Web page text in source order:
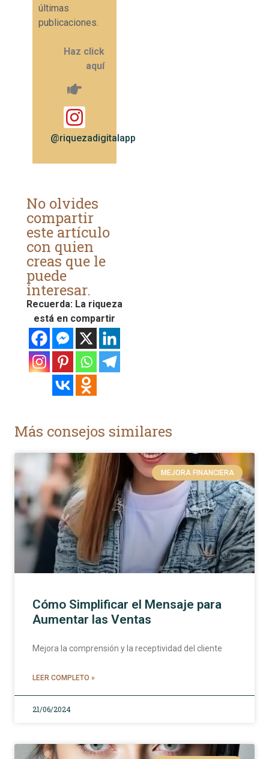
últimas
publicaciones.
Haz click
aquí
@riquezadigitalapp
No olvides
compartir
este artículo
con quien
creas que le
puede
interesar.
Recuerda: La riqueza
está en compartir
Más consejos similares
MEJORA FINANCIERA
Cómo Simplificar el Mensaje para
Aumentar las Ventas
Mejora la comprensión y la receptividad del cliente
LEER COMPLETO »
21/06/2024